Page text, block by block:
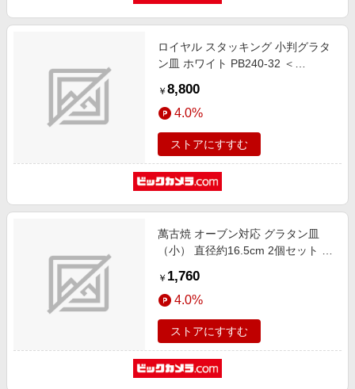
旅行・レジャー・ホテル予約
金融・マネー・保険
デジタルコンテンツ
ビジネス・その他サービス
とことん買い物チャレンジ
Samsung ボーナスキャンペーン
週末の高還元 夏の長期版
ロイヤル スタッキング 小判グラタ
ン皿 ホワイト PB240-32 ＜
￥ 8,800
4.0%
ストアにすすむ
萬古焼 オーブン対応 グラタン皿
（小） 直径約16.5cm 2個セット 水
￥ 1,760
4.0%
ストアにすすむ